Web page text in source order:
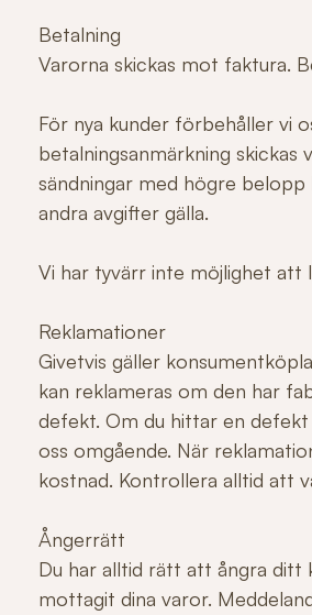
Betalning
Varorna skickas mot faktura.
För nya kunder förbehåller vi
betalningsanmärkning
sändningar med högre
andra avgifter gälla.
Vi har tyvärr inte möjlighet att
Reklamationer
Givetvis gäller
kan reklameras om den har
defekt. Om du hittar en
oss omgående. När
kostnad. Kontrollera alltid att
Ångerrätt
Du har alltid rätt att ångra ditt
mottagit dina varor.